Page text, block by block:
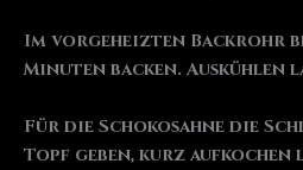
Im vorgeheizten Backrohr
Minuten backen. Auskühlen
Für die Schokosahne die
Topf geben, kurz aufkochen